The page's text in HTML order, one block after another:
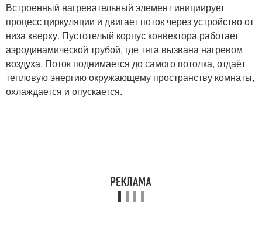
Встроенный нагревательный элемент инициирует
процесс циркуляции и двигает поток через устройство от
низа кверху. Пустотелый корпус конвектора работает
аэродинамической трубой, где тяга вызвана нагревом
воздуха. Поток поднимается до самого потолка, отдаёт
тепловую энергию окружающему пространству комнаты,
охлаждается и опускается.